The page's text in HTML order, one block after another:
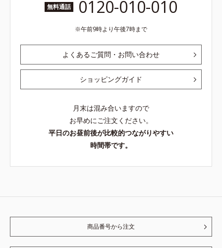
無料通話 0120-010-010
午前9時より午後7時まで
よくあるご質問・お問い合わせ
ショッピングガイド
月末は混み合いますので
お早めにご注文ください。
平日のお昼前後が比較的つながりやすい
時間帯です。
商品番号から注文